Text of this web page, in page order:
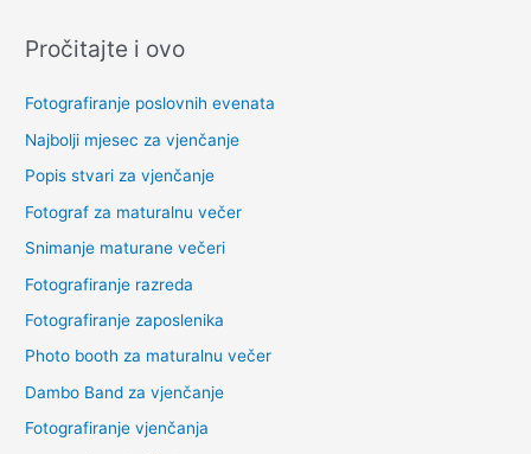
Pročitajte i ovo
Fotografiranje poslovnih evenata
Najbolji mjesec za vjenčanje
Popis stvari za vjenčanje
Fotograf za maturalnu večer
Snimanje maturane večeri
Fotografiranje razreda
Fotografiranje zaposlenika
Photo booth za maturalnu večer
Dambo Band za vjenčanje
Fotografiranje vjenčanja